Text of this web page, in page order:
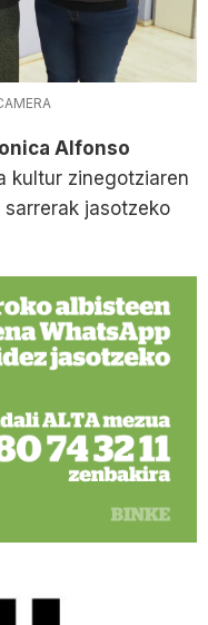
Alfonso
kultur zinegotziaren
jasotzeko